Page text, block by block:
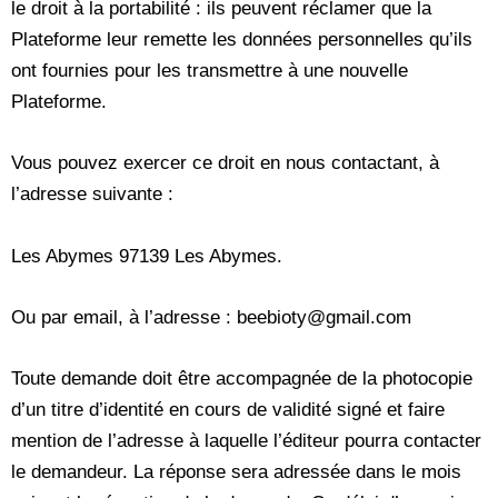
le droit à la portabilité : ils peuvent réclamer que la
Plateforme leur remette les données personnelles qu’ils
ont fournies pour les transmettre à une nouvelle
Plateforme.
Vous pouvez exercer ce droit en nous contactant, à
l’adresse suivante :
Les Abymes 97139 Les Abymes.
Ou par email, à l’adresse : beebioty@gmail.com
Toute demande doit être accompagnée de la photocopie
d’un titre d’identité en cours de validité signé et faire
mention de l’adresse à laquelle l’éditeur pourra contacter
le demandeur. La réponse sera adressée dans le mois